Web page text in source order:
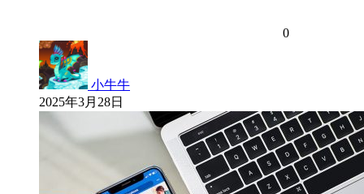
0
小牛牛
2025年3月28日